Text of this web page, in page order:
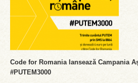
Code for Romania lansează Campania
#PUTEM3000